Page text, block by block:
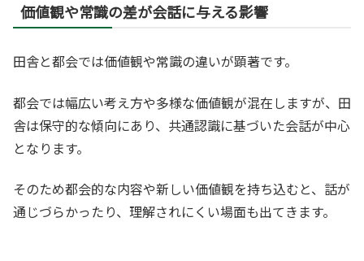
価値観や常識の差が会話に与える影響
田舎と都会では価値観や常識の違いが顕著です。
都会では幅広い考え方や多様な価値観が混在しますが、田
舎は保守的な傾向にあり、共通認識に基づいた会話が中心
となります。
そのため都会的な内容や新しい価値観を持ち込むと、話が
通じづらかったり、理解されにくい場面も出てきます。